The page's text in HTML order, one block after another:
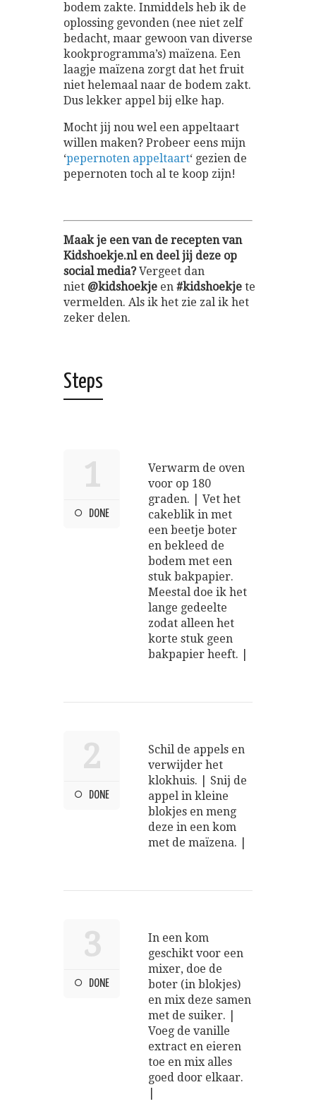
bodem zakte. Inmiddels heb ik de
oplossing gevonden (nee niet zelf
bedacht, maar gewoon van diverse
kookprogramma’s) maïzena. Een
laagje maïzena zorgt dat het fruit
niet helemaal naar de bodem zakt.
Dus lekker appel bij elke hap.
Mocht jij nou wel een appeltaart
willen maken? Probeer eens mijn
‘pepernoten appeltaart‘ gezien de
pepernoten toch al te koop zijn!
Maak je een van de recepten van
Kidshoekje.nl en deel jij deze op
social media?Vergeet dan
niet @kidshoekje en #kidshoekje te
vermelden. Als ik het zie zal ik het
zeker delen.
Steps
1
DONE
Verwarm de oven
voor op 180
graden. | Vet het
cakeblik in met
een beetje boter
en bekleed de
bodem met een
stuk bakpapier.
Meestal doe ik het
lange gedeelte
zodat alleen het
korte stuk geen
bakpapier heeft. |
2
DONE
Schil de appels en
verwijder het
klokhuis. | Snij de
appel in kleine
blokjes en meng
deze in een kom
met de maïzena. |
3
DONE
In een kom
geschikt voor een
mixer, doe de
boter (in blokjes)
en mix deze samen
met de suiker. |
Voeg de vanille
extract en eieren
toe en mix alles
goed door elkaar.